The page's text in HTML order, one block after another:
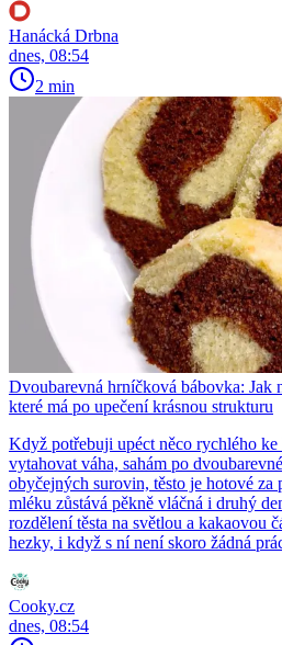
Hanácká Drbna
dnes, 08:54
2 min
Dvoubarevná hrníčková bábovka: Jak
které má po upečení krásnou strukturu
Když potřebuji upéct něco rychlého ke
vytahovat váha, sahám po
obyčejných surovin, těsto je hotové za
mléku zůstává pěkně vláčná i druhý
rozdělení těsta na světlou a kakaovou
hezky, i když s ní není skoro žádná
Cooky.cz
dnes, 08:54